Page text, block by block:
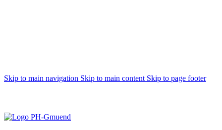
Skip to main navigation Skip to main content Skip to page footer